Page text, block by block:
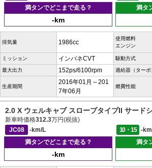
満タンでどこまで走る？
-km
満タ
排気量 1986cc
使用燃料
エンジン
ミッション インパネCVT 駆動方式
最大出力 152ps/6100rpm 過給器（ターボ
生産期間
2016年01月～201
7年06月
燃費性能
2.0 X ウェルキャブ スロープタイプII サード
新車時価格312.3万円(税抜)
JC08
-km/L 10・15
-
満タンでどこまで走る？
-km
満タ